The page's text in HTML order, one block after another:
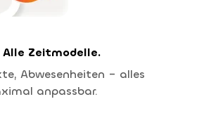
Alle Zeitmodelle.
Abwesenheiten – alles
anpassbar.